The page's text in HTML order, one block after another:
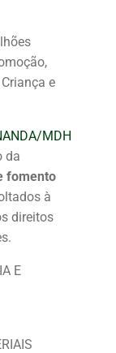
e
MDH
da
fomento
à
direitos
E